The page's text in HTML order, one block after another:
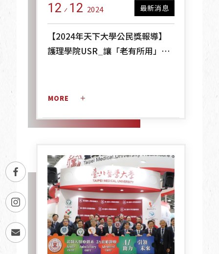
12 12 2024 最新消息
【2024年天下大學公民獎報導】
護理學院USR_讓「老有所用」，
MORE